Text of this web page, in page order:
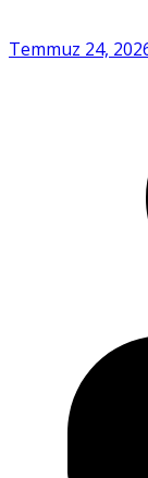
Temmuz 24,